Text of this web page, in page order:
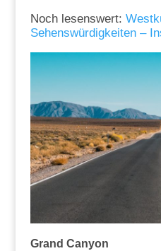
Noch lesenswert:
Sehenswürdigkeiten –
Grand Canyon